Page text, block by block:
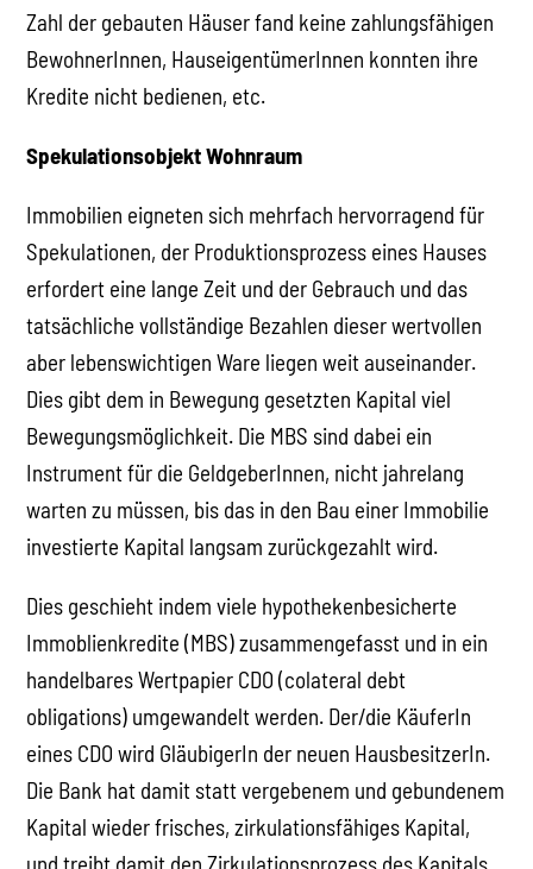
Zahl der gebauten Häuser fand keine zahlungsfähigen
BewohnerInnen, HauseigentümerInnen konnten ihre
Kredite nicht bedienen, etc.
Spekulationsobjekt Wohnraum
Immobilien eigneten sich mehrfach hervorragend für
Spekulationen, der Produktionsprozess eines Hauses
erfordert eine lange Zeit und der Gebrauch und das
tatsächliche vollständige Bezahlen dieser wertvollen
aber lebenswichtigen Ware liegen weit auseinander.
Dies gibt dem in Bewegung gesetzten Kapital viel
Bewegungsmöglichkeit. Die MBS sind dabei ein
Instrument für die GeldgeberInnen, nicht jahrelang
warten zu müssen, bis das in den Bau einer Immobilie
investierte Kapital langsam zurückgezahlt wird.
Dies geschieht indem viele hypothekenbesicherte
Immoblienkredite (MBS) zusammengefasst und in ein
handelbares Wertpapier CDO (colateral debt
obligations) umgewandelt werden. Der/die KäuferIn
eines CDO wird GläubigerIn der neuen HausbesitzerIn.
Die Bank hat damit statt vergebenem und gebundenem
Kapital wieder frisches, zirkulationsfähiges Kapital,
und treibt damit den Zirkulationsprozess des Kapitals